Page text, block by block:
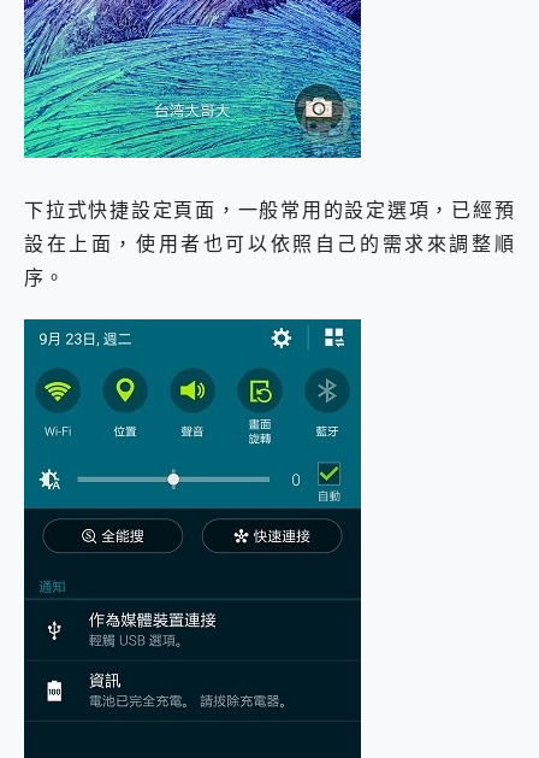
下拉式快捷設定頁面，一般常用的設定選項，已經預
設在上面，使用者也可以依照自己的需求來調整順
序。